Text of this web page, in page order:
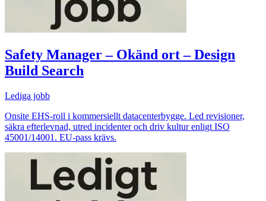
Safety Manager – Okänd ort – Design
Build Search
Lediga jobb
Onsite EHS-roll i kommersiellt datacenterbygge. Led revisioner,
säkra efterlevnad, utred incidenter och driv kultur enligt ISO
45001/14001. EU-pass krävs.